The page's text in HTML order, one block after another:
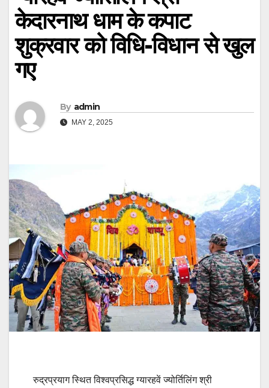
केदारनाथ धाम के कपाट
शुक्रवार को विधि-विधान से खुल
गए
By admin
MAY 2, 2025
रुद्रप्रयाग स्थित विश्वप्रसिद्ध ग्यारहवें ज्योर्तिलिंग श्री